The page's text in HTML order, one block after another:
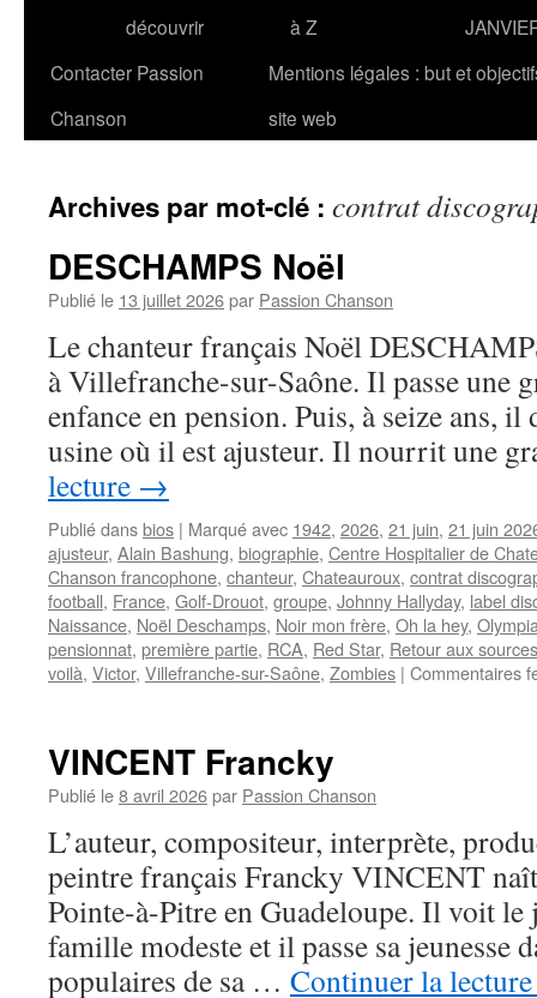
découvrir
à Z
Contacter Passion
Chanson
Mentions légales : but et
site web
Archives par mot-clé : contrat
DESCHAMPS Noël
Publié le 13 juillet 2026par Passion Chanson
Le chanteur français Noël
à Villefranche-sur-Saône. Il passe une
enfance en pension. Puis, à seize ans,
usine où il est ajusteur. Il nourrit une
lecture →
Publié dansbios | Marqué avec 1942, 2026, 21 juin, 21 juin
ajusteur, Alain Bashung, biographie, Centre Hospitalier de
Chanson francophone, chanteur, Chateauroux, contrat
football, France, Golf-Drouot, groupe, Johnny Hallyday, label
Naissance, Noël Deschamps, Noir mon frère, Oh la hey,
pensionnat, première partie, RCA, Red Star, Retour aux sources
voilà, Victor, Villefranche-sur-Saône, Zombies | Commentaires
VINCENT Francky
Publié le8 avril 2026par Passion Chanson
L’auteur, compositeur, interprète,
peintre français Francky VINCENT
Pointe-à-Pitre en Guadeloupe. Il voit le
famille modeste et il passe sa jeunesse
populaires de sa … Continuer la